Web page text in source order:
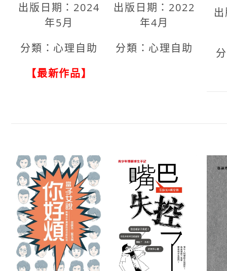
出版日期：2024
年5月
分類：心理自助
【最新作品】
出版日期：2022
年4月
分類：心理自助